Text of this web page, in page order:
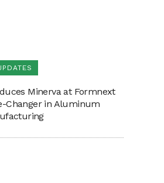
Minerva at Formnext
Changer in Aluminum